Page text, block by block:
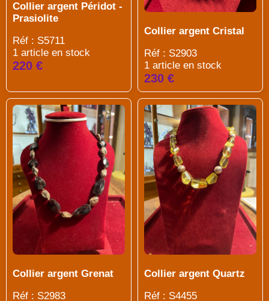
Collier argent Péridot -
Prasiolite
Réf : S5711
1 article en stock
220 €
Collier argent Cristal
Réf : S2903
1 article en stock
230 €
Collier argent Grenat
Réf : S2983
Collier argent Quartz
Réf : S4455